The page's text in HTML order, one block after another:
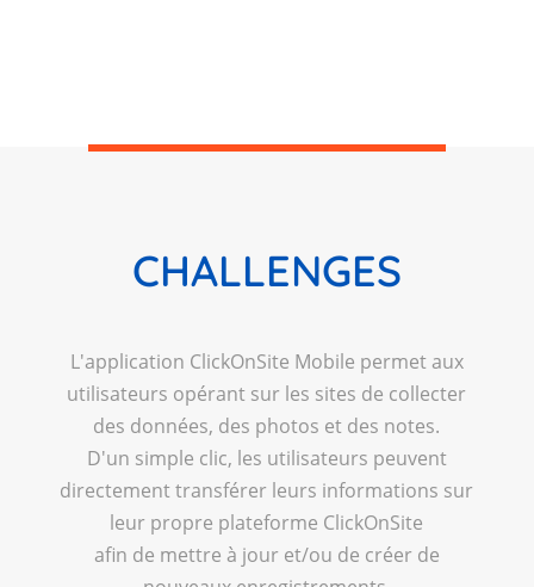
CHALLENGES
L'application ClickOnSite Mobile permet aux
utilisateurs opérant sur les sites de collecter
des données, des photos et des notes.
D'un simple clic, les utilisateurs peuvent
directement transférer leurs informations sur
leur propre plateforme ClickOnSite
afin de mettre à jour et/ou de créer de